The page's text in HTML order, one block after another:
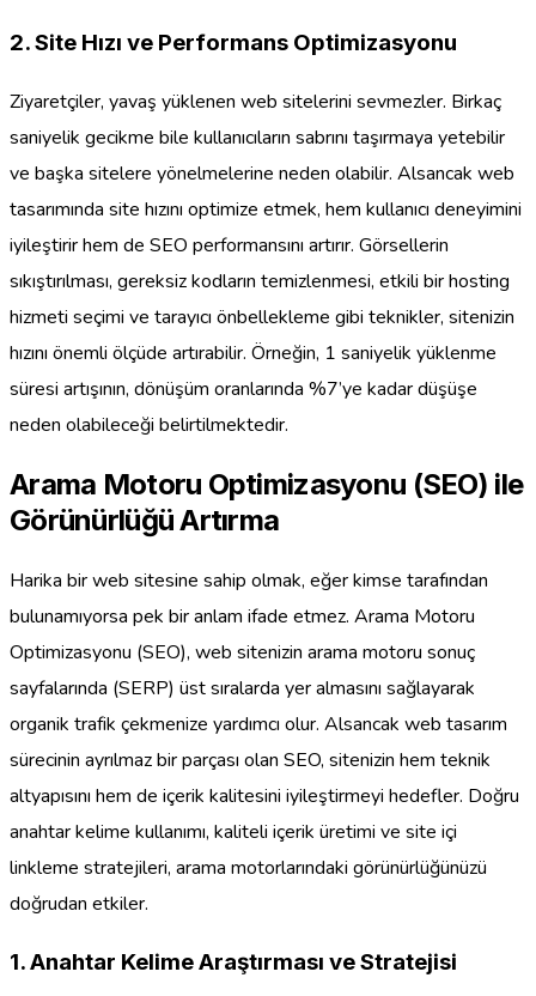
2. Site Hızı ve Performans Optimizasyonu
Ziyaretçiler, yavaş yüklenen web sitelerini sevmezler. Birkaç
saniyelik gecikme bile kullanıcıların sabrını taşırmaya yetebilir
ve başka sitelere yönelmelerine neden olabilir. Alsancak web
tasarımında site hızını optimize etmek, hem kullanıcı deneyimini
iyileştirir hem de SEO performansını artırır. Görsellerin
sıkıştırılması, gereksiz kodların temizlenmesi, etkili bir hosting
hizmeti seçimi ve tarayıcı önbellekleme gibi teknikler, sitenizin
hızını önemli ölçüde artırabilir. Örneğin, 1 saniyelik yüklenme
süresi artışının, dönüşüm oranlarında %7’ye kadar düşüşe
neden olabileceği belirtilmektedir.
Arama Motoru Optimizasyonu (SEO) ile
Görünürlüğü Artırma
Harika bir web sitesine sahip olmak, eğer kimse tarafından
bulunamıyorsa pek bir anlam ifade etmez. Arama Motoru
Optimizasyonu (SEO), web sitenizin arama motoru sonuç
sayfalarında (SERP) üst sıralarda yer almasını sağlayarak
organik trafik çekmenize yardımcı olur. Alsancak web tasarım
sürecinin ayrılmaz bir parçası olan SEO, sitenizin hem teknik
altyapısını hem de içerik kalitesini iyileştirmeyi hedefler. Doğru
anahtar kelime kullanımı, kaliteli içerik üretimi ve site içi
linkleme stratejileri, arama motorlarındaki görünürlüğünüzü
doğrudan etkiler.
1. Anahtar Kelime Araştırması ve Stratejisi